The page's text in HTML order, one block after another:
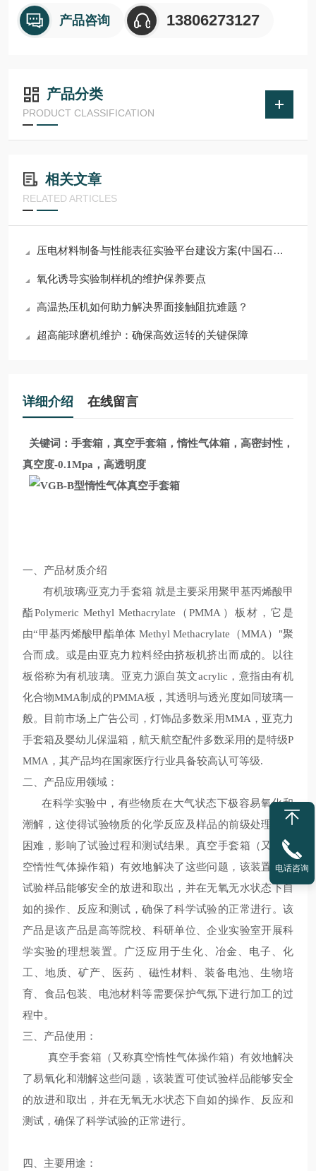
产品咨询 13806273127
产品分类
PRODUCT CLASSIFICATION
相关文章
RELATED ARTICLES
压电材料制备与性能表征实验平台建设方案(中国石油大学）
氧化诱导实验制样机的维护保养要点
高温热压机如何助力解决界面接触阻抗难题？
超高能球磨机维护：确保高效运转的关键保障
详细介绍 在线留言
关键词：手套箱，真空手套箱，惰性气体箱，高密封性，
真空度-0.1Mpa ，高透明度
一、产品材质介绍
有机玻璃/亚克力手套箱 就是主要采用聚甲基丙烯酸甲
酯Polymeric Methyl Methacrylate （PMMA ）板材，它是
由“甲基丙烯酸甲酯单体 Methyl Methacrylate （MMA）"聚
合而成。或是由亚克力粒料经由挤板机挤出而成的。以往
板俗称为有机玻璃。亚克力源自英文acrylic ，意指由有机
化合物MMA制成的PMMA板，其透明与透光度如同玻璃一
般。目前市场上广告公司，灯饰品多数采用MMA ，亚克力
手套箱及婴幼儿保温箱，航天航空配件多数采用的是特级P
MMA ，其产品均在国家医疗行业具备较高认可等级.
二、产品应用领域：
在科学实验中，有些物质在大气状态下极容易氧化和
潮解，这使得试验物质的化学反应及样品的前级处理非常
困难，影响了试验过程和测试结果。真空手套箱（又称真
空惰性气体操作箱）有效地解决了这些问题，该装置可使
试验样品能够安全的放进和取出，并在无氧无水状态下自
如的操作、反应和测试，确保了科学试验的正常进行。该
产品是该产品是高等院校、科研单位、企业实验室开展科
学实验的理想装置。广泛应用于生化、冶金、电子、化
工、地质、矿产、医药 、磁性材料、装备电池、生物培
育、食品包装、电池材料等需要保护气氛下进行加工的过
程中。
三、产品使用：
真空手套箱（又称真空惰性气体操作箱）有效地解决
了易氧化和潮解这些问题，该装置可使试验样品能够安全
的放进和取出，并在无氧无水状态下自如的操作、反应和
测试，确保了科学试验的正常进行。
四、主要用途：
电话咨询